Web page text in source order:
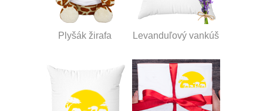
Plyšák žirafa Levanduľový vankúš